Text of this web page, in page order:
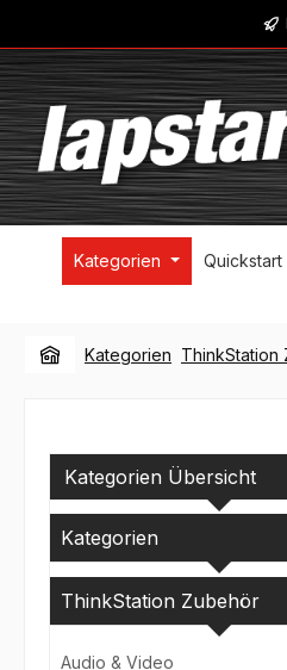
Zur Hauptnavigation
Kategorien Quickstart
Kategorien ThinkStation
Kategorien Übersicht
Kategorien
ThinkStation Zubehör
Audio & Video